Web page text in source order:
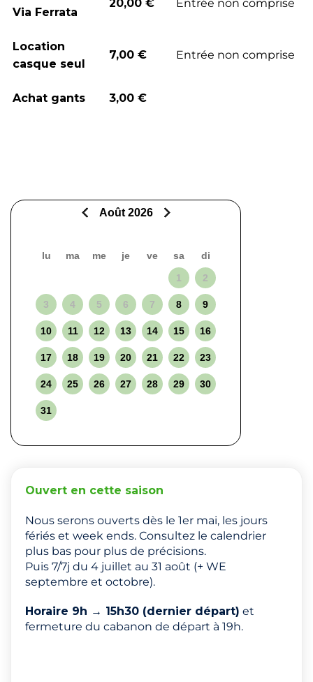
Via Ferrata
20,00 € Entrée non comprise
Location
casque seul
7,00 € Entrée non comprise
Achat gants 3,00 €
Août 2026
lu ma me je ve sa
di
1
2
3 4 5 6 7 8 9
10 11 12 13 14 15 16
17 18 19 20 21 22 23
24 25 26 27 28 29 30
31
Ouvert en cette saison
Nous serons ouverts dès le 1er mai, les jours
fériés et week ends. Consultez le calendrier
plus bas pour plus de précisions.
Puis 7/7j du 4 juillet au 31 août (+ WE
septembre et octobre).
Horaire 9h → 15h30 (dernier départ) et
fermeture du cabanon de départ à 19h.